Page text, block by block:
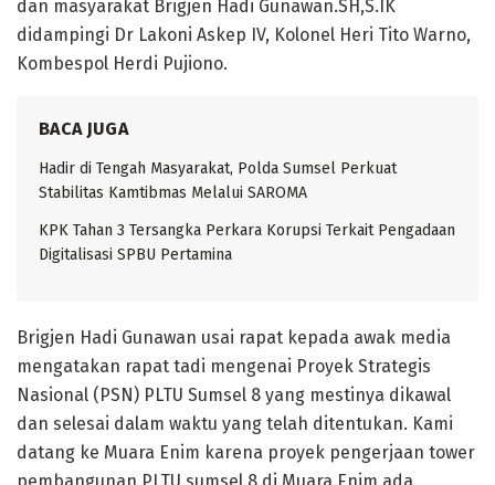
dan masyarakat Brigjen Hadi Gunawan.SH,S.IK
didampingi Dr Lakoni Askep IV, Kolonel Heri Tito Warno,
Kombespol Herdi Pujiono.
BACA JUGA
Hadir di Tengah Masyarakat, Polda Sumsel Perkuat
Stabilitas Kamtibmas Melalui SAROMA
KPK Tahan 3 Tersangka Perkara Korupsi Terkait Pengadaan
Digitalisasi SPBU Pertamina
Brigjen Hadi Gunawan usai rapat kepada awak media
mengatakan rapat tadi mengenai Proyek Strategis
Nasional (PSN) PLTU Sumsel 8 yang mestinya dikawal
dan selesai dalam waktu yang telah ditentukan. Kami
datang ke Muara Enim karena proyek pengerjaan tower
pembangunan PLTU sumsel 8 di Muara Enim ada